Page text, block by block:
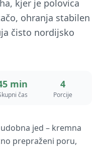
kjer je polovica
ohranja stabilen
čisto nordijsko
min
čas
4
Porcije
jed – kremna
prepraženi poru,